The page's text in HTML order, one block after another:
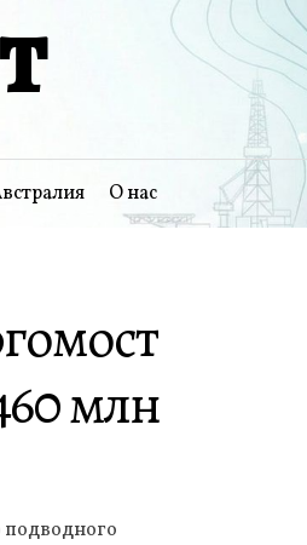
О нас
млн
подводного